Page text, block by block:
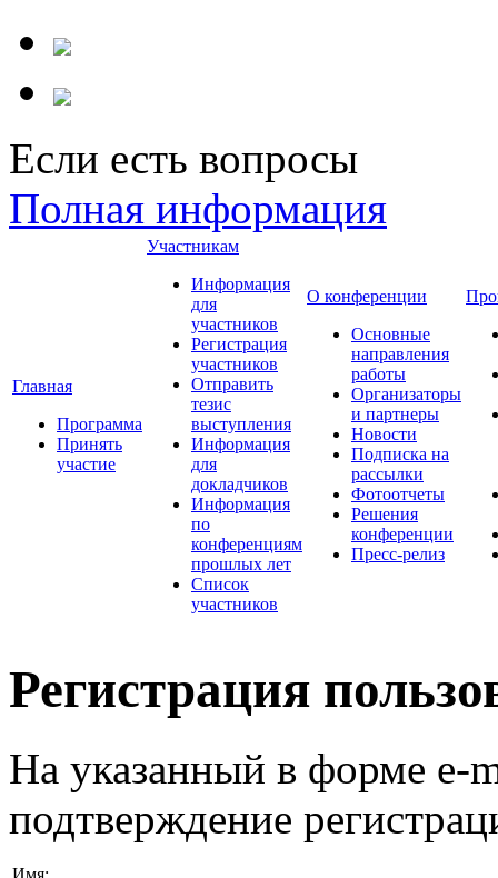
Если есть вопросы
Полная информация
Главная
Программа
Принять
участие
Участникам
Информация
для
участников
Регистрация
участников
Отправить
тезис
выступления
Информация
для
докладчиков
Информация
по
конференциям
прошлых лет
Список
участников
О конференции
Основные
направления
работы
Организаторы
и партнеры
Новости
Подписка на
рассылки
Фотоотчеты
Решения
конференции
Пресс-релиз
Регистрация
На указанный в форме e-
подтверждение
Имя: